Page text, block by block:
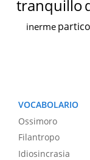
tranquillo
inerme
VOCABOLARIO
Ossimoro
Filantropo
Idiosincrasia